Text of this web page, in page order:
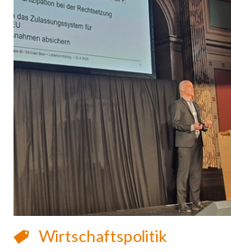
Wirtschaftspolitik